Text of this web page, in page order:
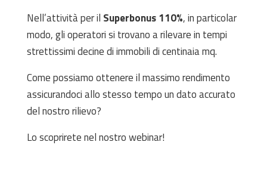
Nell’attività per il Superbonus 110%, in particolar
modo, gli operatori si trovano a rilevare in tempi
strettissimi decine di immobili di centinaia mq.
Come possiamo ottenere il massimo rendimento
assicurandoci allo stesso tempo un dato accurato
del nostro rilievo?
Lo scoprirete nel nostro webinar!